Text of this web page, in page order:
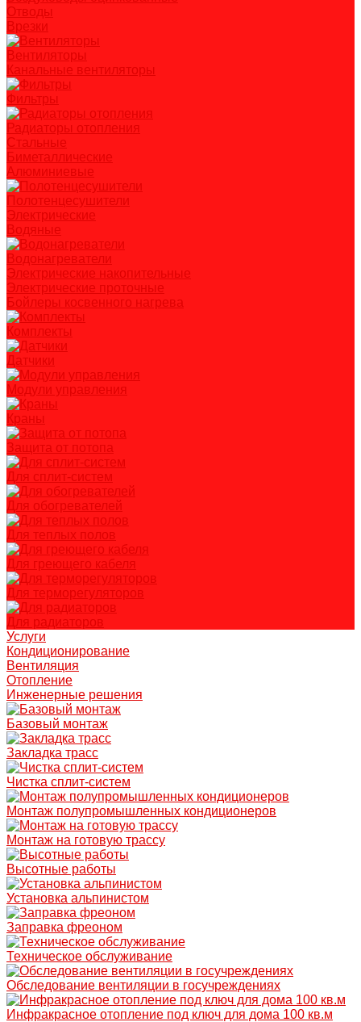
Отводы
Врезки
Вентиляторы
Канальные вентиляторы
Фильтры
Радиаторы отопления
Стальные
Биметаллические
Алюминиевые
Полотенцесушители
Электрические
Водяные
Водонагреватели
Электрические накопительные
Электрические проточные
Бойлеры косвенного нагрева
Комплекты
Датчики
Модули управления
Краны
Защита от потопа
Для сплит-систем
Для обогревателей
Для теплых полов
Для греющего кабеля
Для терморегуляторов
Для радиаторов
Услуги
Кондиционирование
Вентиляция
Отопление
Инженерные решения
Базовый монтаж
Закладка трасс
Чистка сплит-систем
Монтаж полупромышленных кондиционеров
Монтаж на готовую трассу
Высотные работы
Установка альпинистом
Заправка фреоном
Техническое обслуживание
Обследование вентиляции в госучреждениях
Инфракрасное отопление под ключ для дома 100 кв.м